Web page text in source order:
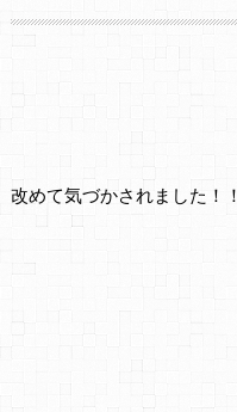
改めて気づかされました！！